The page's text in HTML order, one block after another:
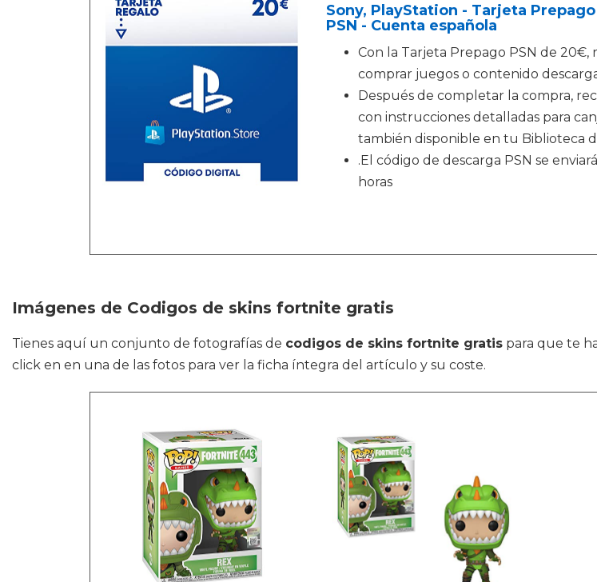
Sony, PlayStation - Tarjeta
PSN - Cuenta española
Con la Tarjeta Prepago PSN de
comprar juegos o contenido
Después de completar la compra,
con instrucciones detalladas para
también disponible en tu Biblioteca
.El código de descarga PSN se
horas
Imágenes de Codigos de skins fortnite gratis
Tienes aquí un conjunto de fotografías de codigos de skins fortnite gratis para que te
click en en una de las fotos para ver la ficha íntegra del artículo y su coste.